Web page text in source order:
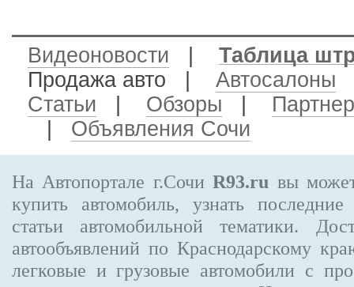
Видеоновости
Таблица
Продажа авто
Автосалоны
Статьи
Обзоры
Объявления Сочи
На Автопортале г.СочиR93.ru вы
купить автомобиль, узнать
статьи автомобильной тематики.
автообъявлений по Краснодарскому
легковые и грузовые автомобили с